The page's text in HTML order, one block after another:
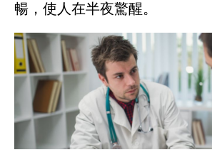
暢，使人在半夜驚醒。